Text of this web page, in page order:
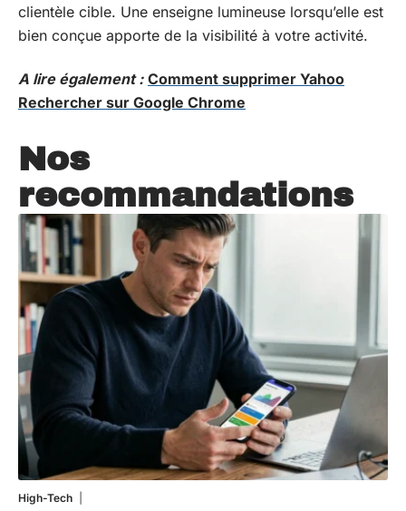
clientèle cible. Une enseigne lumineuse lorsqu’elle est
bien conçue apporte de la visibilité à votre activité.
A lire également : Comment supprimer Yahoo
Rechercher sur Google Chrome
Nos
recommandations
High-Tech